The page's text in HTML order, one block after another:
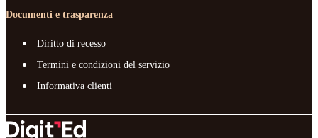
Documenti e trasparenza
Diritto di recesso
Termini e condizioni del servizio
Informativa clienti